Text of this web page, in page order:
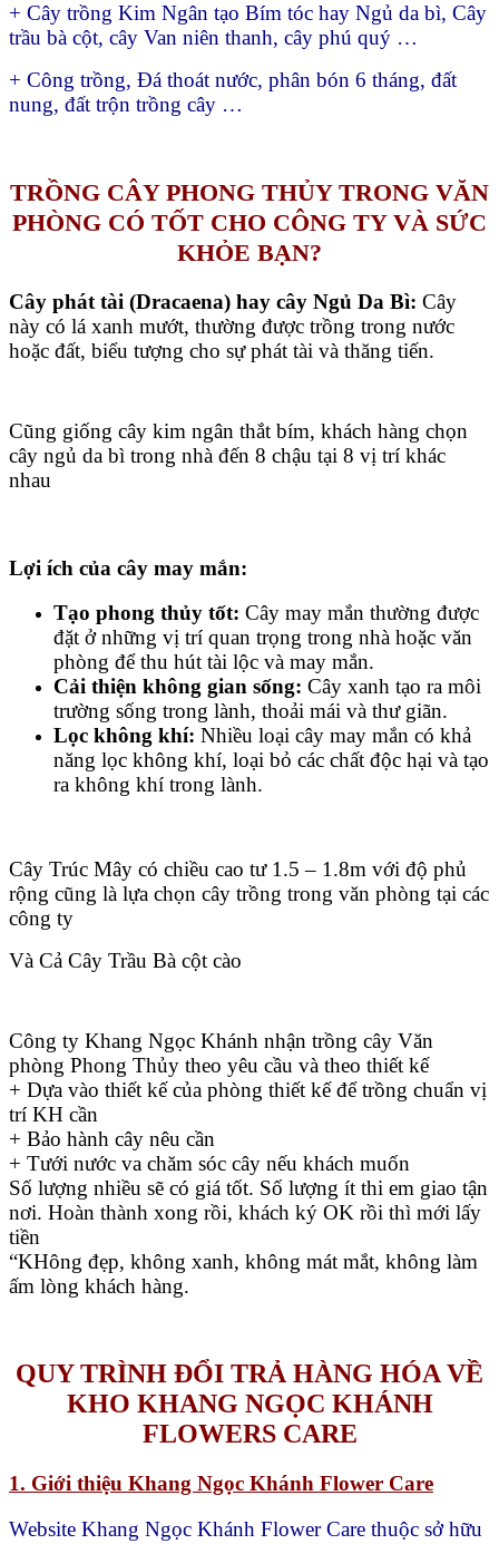
số
lượng
+ Cây trồng Kim Ngân tạo Bím tóc hay Ngủ da bì, Cây
trầu bà cột, cây Van niên thanh, cây phú quý …
+ Công trồng, Đá thoát nước, phân bón 6 tháng, đất
nung, đất trộn trồng cây …
TRỒNG CÂY PHONG THỦY TRONG VĂN
PHÒNG CÓ TỐT CHO CÔNG TY VÀ SỨC
KHỎE BẠN?
Cây phát tài (Dracaena) hay cây Ngủ Da Bì: Cây
này có lá xanh mướt, thường được trồng trong nước
hoặc đất, biểu tượng cho sự phát tài và thăng tiến.
Cũng giống cây kim ngân thắt bím, khách hàng chọn
cây ngủ da bì trong nhà đến 8 chậu tại 8 vị trí khác
nhau
Lợi ích của cây may mắn:
Tạo phong thủy tốt: Cây may mắn thường được
đặt ở những vị trí quan trọng trong nhà hoặc văn
phòng để thu hút tài lộc và may mắn.
Cải thiện không gian sống: Cây xanh tạo ra môi
trường sống trong lành, thoải mái và thư giãn.
Lọc không khí: Nhiều loại cây may mắn có khả
năng lọc không khí, loại bỏ các chất độc hại và tạo
ra không khí trong lành.
Cây Trúc Mây có chiều cao tư 1.5 – 1.8m với độ phủ
rộng cũng là lựa chọn cây trồng trong văn phòng tại các
công ty
Và Cả Cây Trầu Bà cột cào
Công ty Khang Ngọc Khánh nhận trồng cây Văn
phòng Phong Thủy theo yêu cầu và theo thiết kế
+ Dựa vào thiết kế của phòng thiết kế để trồng chuẩn vị
trí KH cần
+ Bảo hành cây nêu cần
+ Tưới nước va chăm sóc cây nếu khách muốn
Số lượng nhiều sẽ có giá tốt. Số lượng ít thi em giao tận
nơi. Hoàn thành xong rồi, khách ký OK rồi thì mới lấy
tiền
“KHông đẹp, không xanh, không mát mắt, không làm
ấm lòng khách hàng.
QUY TRÌNH ĐỔI TRẢ HÀNG HÓA VỀ
KHO KHANG NGỌC KHÁNH
FLOWERS CARE
1. Giới thiệu Khang Ngọc Khánh Flower Care
Website Khang Ngọc Khánh Flower Care thuộc sở hữu